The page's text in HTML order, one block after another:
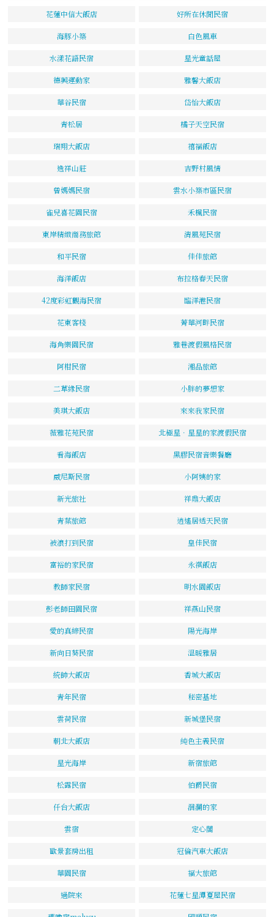
花蓮中信大飯店 好所在休閒民宿
海豚小築 白色風車
水漾花語民宿 星光童話屋
德興運動家 雅馨大飯店
華谷民宿 岱怡大飯店
青松居 橘子天空民宿
瑞翔大飯店 禧福飯店
逸祥山莊 吉野村風情
曾媽媽民宿 雲水小築市區民宿
雀兒喜花園民宿 禾楓民宿
東岸精緻商務旅館 清風苑民宿
和平民宿 佳佳旅館
海洋飯店 布拉格春天民宿
42度彩虹觀海民宿 臨洋港民宿
花東客棧 菁華河畔民宿
海角樂園民宿 雅巷渡假風格民宿
阿柑民宿 湘品旅館
二草緣民宿 小胖的夢想家
美琪大飯店 來來我家民宿
薇雅花苑民宿 北極星．星星的家渡假民宿
看海飯店 黑膠民宿音樂餐廳
威尼斯民宿 小阿姨的家
新光旅社 祥鼎大飯店
青葉旅館 逍遙居透天民宿
被浪打到民宿 皇佳民宿
富裕的家民宿 永祺飯店
教師家民宿 明水園飯店
彭老師田園民宿 祥燕山民宿
愛的真締民宿 陽光海岸
新向日葵民宿 溫暖雅居
統帥大飯店 香城大飯店
青年民宿 秘密基地
雲荷民宿 新城堡民宿
朝北大飯店 純色主義民宿
星光海岸 新宿旅館
松露民宿 伯爵民宿
仟台大飯店 洄瀾的家
雲宿 定心閣
歐景套房出租 冠倫汽車大飯店
華園民宿 福大旅館
過院來 花蓮七星潭夏屋民宿